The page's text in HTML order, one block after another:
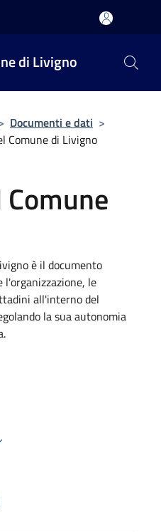
di Livigno
Documenti e dati >
Comune di Livigno
è il documento
l'organizzazione, le
all'interno del
la sua autonomia